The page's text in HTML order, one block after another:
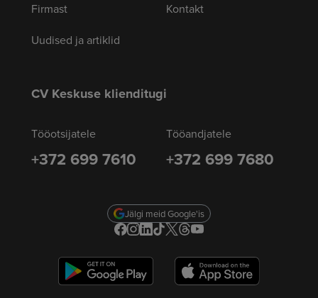
Firmast
Uudised ja artiklid
Kontakt
CV Keskuse klienditugi
Tööotsijatele
+372 699 7610
Tööandjatele
+372 699 7680
Jälgi meid Google'is